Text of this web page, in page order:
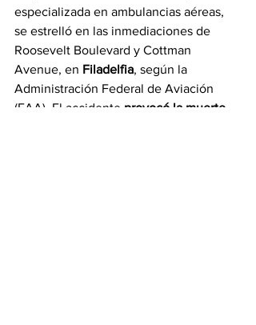
especializada en ambulancias aéreas,
se estrelló en las inmediaciones de
Roosevelt Boulevard y Cottman
Avenue, en Filadelfia, según la
Administración Federal de Aviación
(FAA). El accidente provocó la muerte